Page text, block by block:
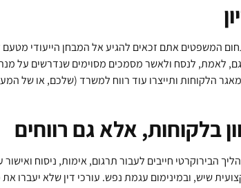
המשפטים אתם זכאים להגיע אל המבחן הייעודי
לאמת, לנסח ולאשר מסמכים מסוימים שנדרשים על
הלקוחות ותייצרו עוד רווח למשרד (שלכם, או של
בלקוחות, אלא גם רווחים
הבירוקרטי חייבים לעבור תרגום, אימות, ניסוח
שיש, ובמינימום עגמת נפש. עורכי דין שלא יעברו